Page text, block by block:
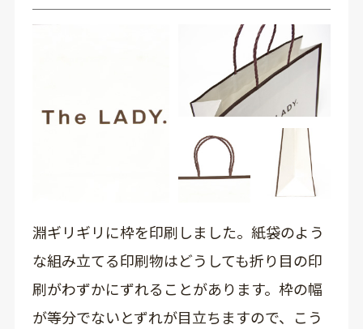
淵ギリギリに枠を印刷しました。紙袋のよう
な組み立てる印刷物はどうしても折り目の印
刷がわずかにずれることがあります。枠の幅
が等分でないとずれが目立ちますので、こう